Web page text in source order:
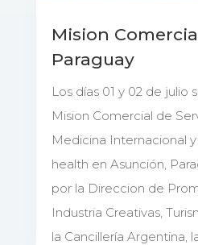
Mision
Paraguay
Los días 01 y 02 de julio
Mision Comercial de
Medicina Internacional
health en Asunción,
por la Direccion de
Industria Creativas,
la Cancillería Argentina,